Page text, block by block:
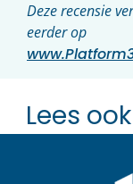
Deze recensie
eerder op
Lees